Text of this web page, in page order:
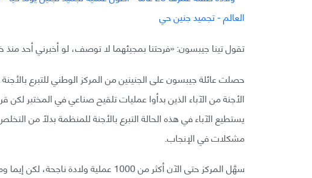
تقول تينا جيبسون: «فرحتنا بمجيئهما لا توصف، لو أخبرني أحد
حصلت عائلة جيبسون على الجنينين من المركز الوطني للتبرع
الأجنة من الآباء الذين بدأوا عمليات تلقيح صناعي في المختبر
يستطيع الآباء في هذه الحالة التبرع بالأجنة للمنظمة بدلًا من
مشكلات في الإنجاب.
سهَّل المركز حتى الآن أكثر من 1000 عملية